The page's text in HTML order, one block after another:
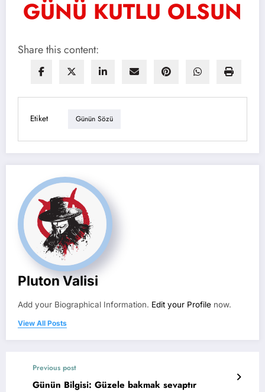
GÜNÜ KUTLU OLSUN
Share this content:
Etiket Günün Sözü
Pluton Valisi
Add your Biographical Information. Edit your Profile now.
View All Posts
Previous post
Günün Bilgisi: Güzele bakmak sevaptır